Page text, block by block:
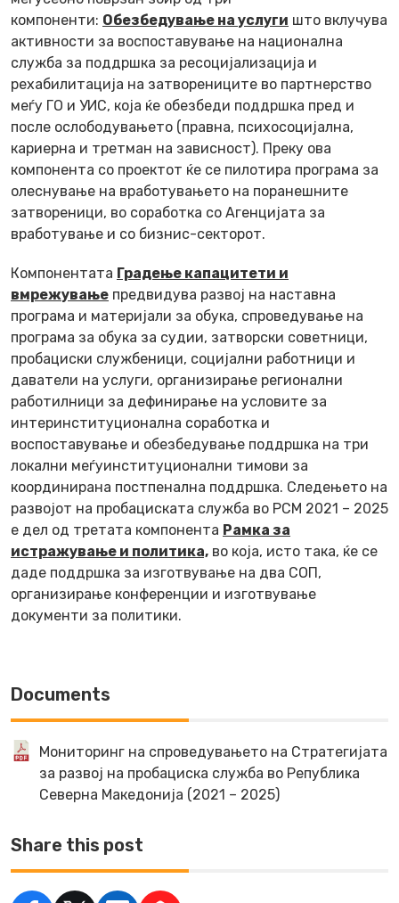
компоненти: Обезбедување на услуги што вклучува
активности за воспоставување на национална
служба за поддршка за ресоцијализација и
рехабилитација на затворениците во партнерство
меѓу ГО и УИС, која ќе обезбеди поддршка пред и
после ослободувањето (правна, психосоцијална,
кариерна и третман на зависност). Преку ова
компонента со проектот ќе се пилотира програма за
олеснување на вработувањето на поранешните
затвореници, во соработка со Агенцијата за
вработување и со бизнис-секторот.
Компонентата Градење капацитети и
вмрежување предвидува развој на наставна
програма и материјали за обука, спроведување на
програма за обука за судии, затворски советници,
пробациски службеници, социјални работници и
даватели на услуги, организирање регионални
работилници за дефинирање на условите за
интеринституционална соработка и
воспоставување и обезбедување поддршка на три
локални меѓуинституционални тимови за
координирана постпенална поддршка. Следењето на
развојот на пробациската служба во РСМ 2021 – 2025
е дел од третата компонента Рамка за
истражување и политика, во која, исто така, ќе се
даде поддршка за изготвување на два СОП,
организирање конференции и изготвување
документи за политики.
Documents
Мониторинг на спроведувањето на Стратегијата
за развој на пробациска служба во Република
Северна Македонија (2021 – 2025)
Share this post